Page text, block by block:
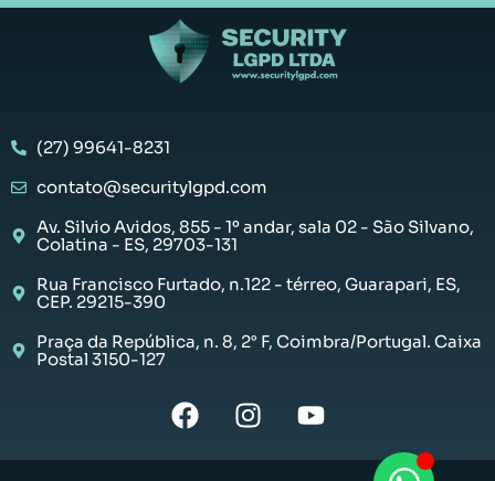
(27) 99641-8231
contato@securitylgpd.com
Av. Silvio Avidos, 855 - 1º andar, sala 02 - São Silvano,
Colatina - ES, 29703-131
Rua Francisco Furtado, n.122 - térreo, Guarapari, ES,
CEP. 29215-390
Praça da República, n. 8, 2° F, Coimbra/Portugal. Caixa
Postal 3150-127